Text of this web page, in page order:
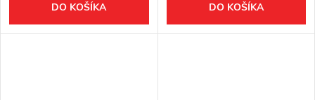
DO KOŠÍKA DO KOŠÍKA